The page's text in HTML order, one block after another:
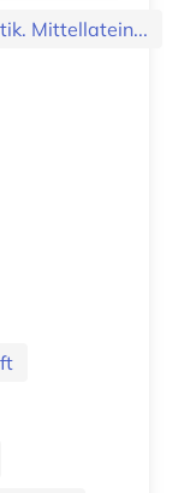
Mittellatein...